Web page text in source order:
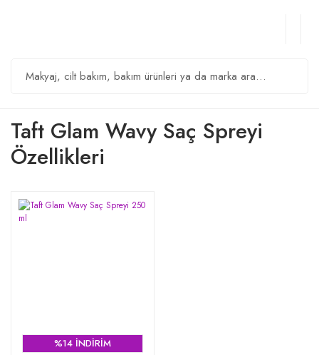
Taft Glam Wavy Saç Spreyi
Özellikleri
%14 İNDİRİM